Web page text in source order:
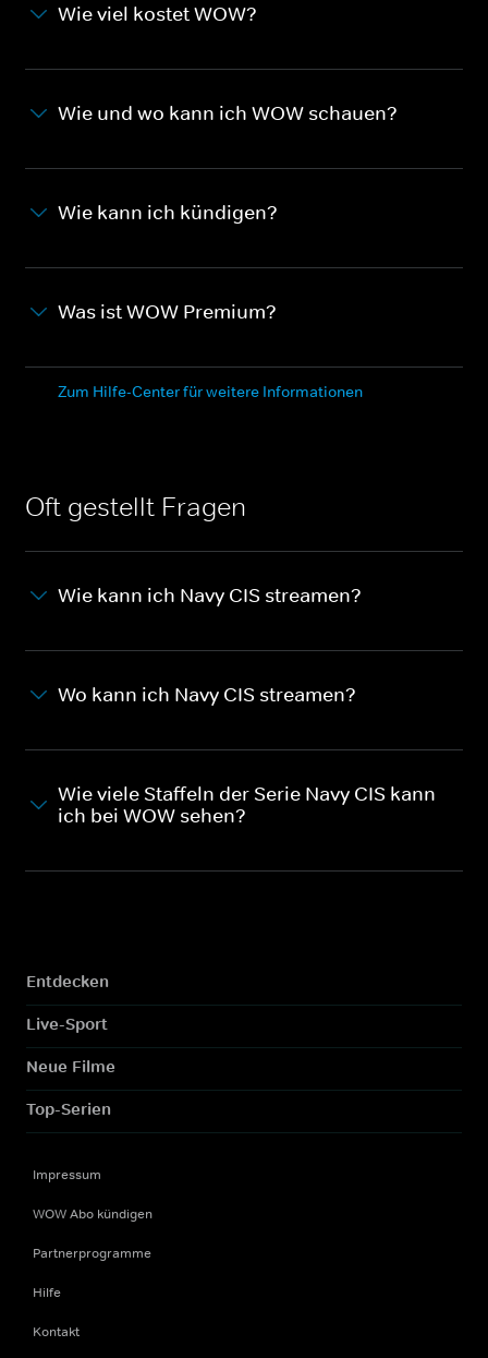
Wie viel kostet WOW?
Wie und wo kann ich WOW schauen?
Wie kann ich kündigen?
Was ist WOW Premium?
Zum Hilfe-Center für weitere Informationen
Oft gestellt Fragen
Wie kann ich Navy CIS streamen?
Wo kann ich Navy CIS streamen?
Wie viele Staffeln der Serie Navy CIS kann
ich bei WOW sehen?
Entdecken
Live-Sport
Neue Filme
Top-Serien
Impressum
WOW Abo kündigen
Partnerprogramme
Hilfe
Kontakt